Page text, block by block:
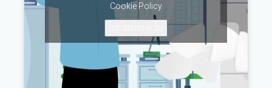
Cookie Policy